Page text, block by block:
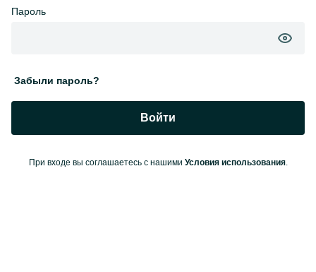
Пароль
Забыли пароль?
Войти
При входе вы соглашаетесь с нашими Условия использования.